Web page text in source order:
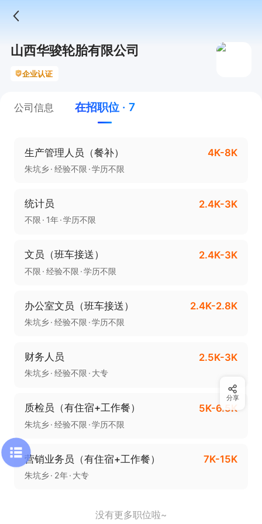
山西华骏轮胎有限公司
企业认证
公司信息 在招职位 · 7
生产管理人员（餐补） 4K-8K
朱坑乡 经验不限 学历不限
统计员 2.4K-3K
不限 1年 学历不限
文员（班车接送） 2.4K-3K
不限 经验不限 学历不限
办公室文员（班车接送） 2.4K-2.8K
朱坑乡 经验不限 学历不限
财务人员 2.5K-3K
朱坑乡 经验不限 大专
质检员（有住宿+工作餐） 5K-6.5K
朱坑乡 经验不限 学历不限
营销业务员（有住宿+工作餐） 7K-15K
朱坑乡 2年 大专
没有更多职位啦~
分享